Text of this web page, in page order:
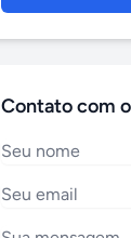
Contato com